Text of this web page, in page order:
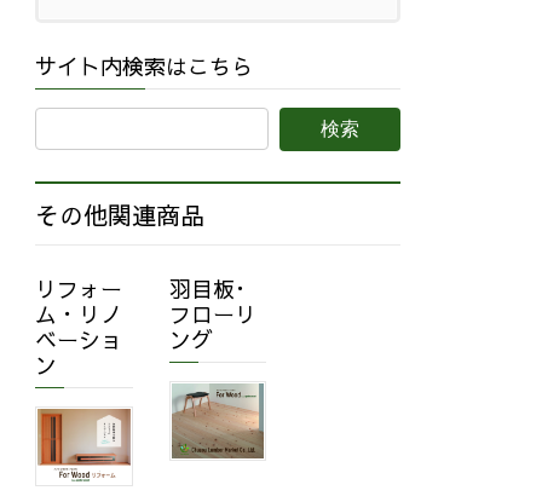
サイト内検索はこちら
その他関連商品
リフォー
ム・リノ
ベーショ
ン
羽目板･
フローリ
ング